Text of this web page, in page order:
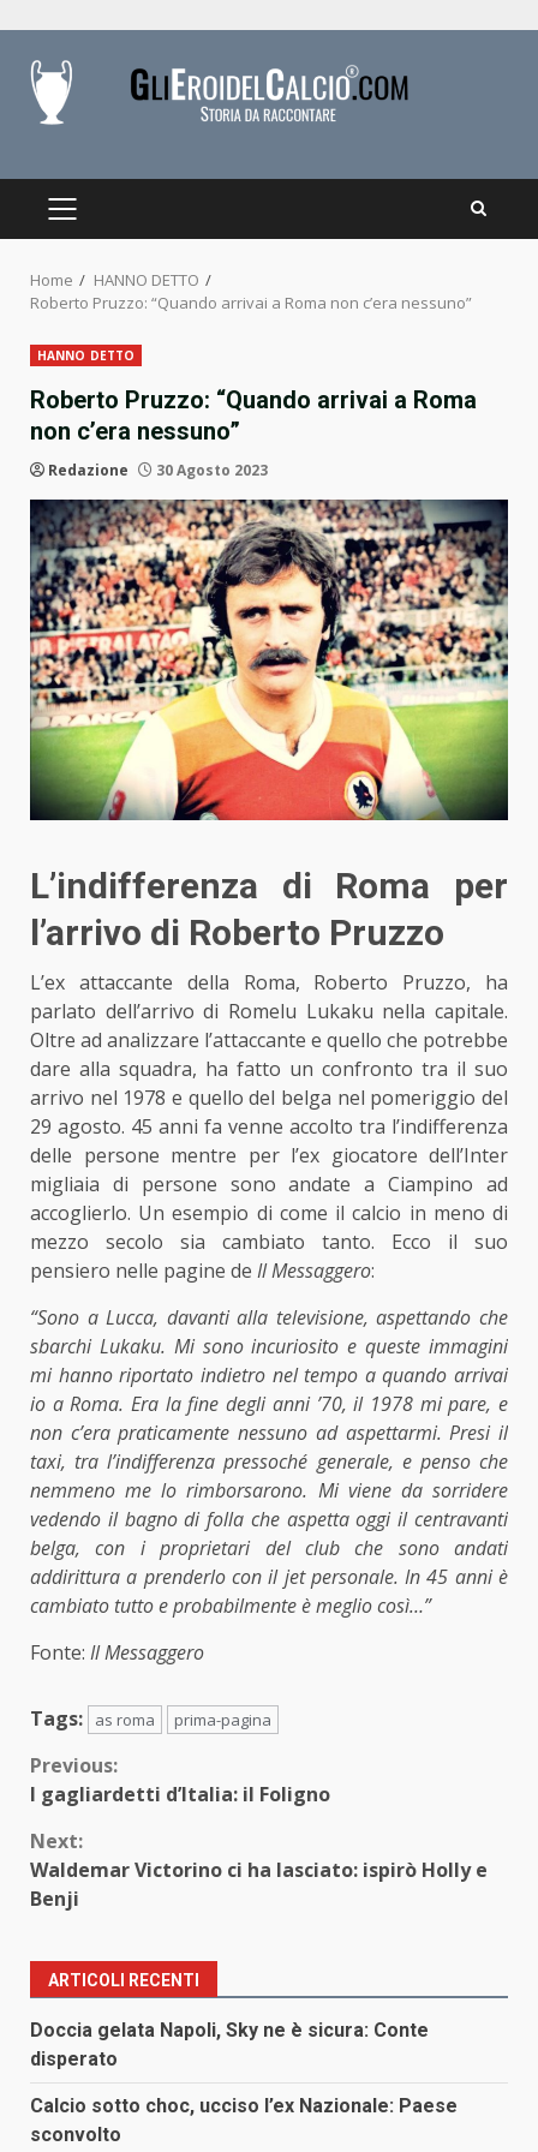
content
PRIMARY
Home
HANNO DETTO
Roberto Pruzzo: “Quando arrivai a Roma non c’era nessuno”
HANNO DETTO
Roberto Pruzzo: “Quando arrivai a Roma
non c’era nessuno”
Redazione 30 Agosto 2023
L’indifferenza di Roma per
l’arrivo di Roberto Pruzzo
L’ex attaccante della Roma, Roberto Pruzzo, ha
parlato dell’arrivodi Romelu Lukaku nella capitale.
Oltre ad analizzare l’attaccante e quello che potrebbe
dare alla squadra, ha fatto un confronto tra il suo
arrivo nel 1978 e quello del belga nel pomeriggio del
29 agosto. 45 anni fa venne accolto tra l’indifferenza
delle persone mentre per l’ex giocatore dell’Inter
migliaia di persone sono andate a Ciampino ad
accoglierlo. Un esempio di come il calcio in meno di
mezzo secolo sia cambiato tanto. Ecco il suo
pensiero nelle pagine de Il Messaggero:
“Sono a Lucca, davanti alla televisione, aspettando che
sbarchi Lukaku. Mi sono incuriosito e queste immagini
mi hanno riportato indietro nel tempo a quando arrivai
io a Roma. Era la fine degli anni ’70, il 1978 mi pare, e
non c’era praticamente nessuno ad aspettarmi. Presi il
taxi, tra l’indifferenza pressoché generale, e penso che
nemmeno me lo rimborsarono. Mi viene da sorridere
vedendo il bagno di folla che aspetta oggi il centravanti
belga, con i proprietari del club che sono andati
addirittura a prenderlo con il jet personale. In 45 anni è
cambiato tutto e probabilmente è meglio così…”
Fonte: Il Messaggero
Tags: as roma prima-pagina
Continue
Reading
Previous:
I gagliardetti d’Italia: il Foligno
Next:
Waldemar Victorino ci ha lasciato: ispirò Holly e
Benji
ARTICOLI RECENTI
Doccia gelata Napoli, Sky ne è sicura: Conte
disperato
Calcio sotto choc, ucciso l’ex Nazionale: Paese
sconvolto